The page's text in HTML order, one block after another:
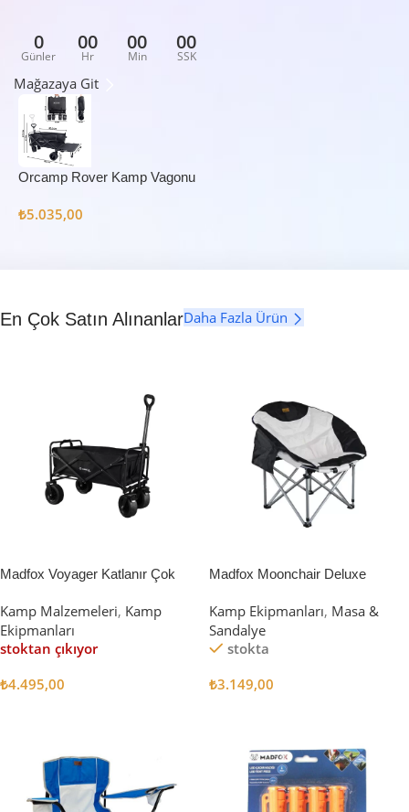
0
Günler
00
Hr
00
Min
00
SSK
Mağazaya Git
Orcamp Rover Kamp Vagonu
₺5.035,00
En Çok Satın AlınanlarDaha Fazla Ürün
Madfox Voyager Katlanır Çok
[Vagon] BLACK
Kamp Malzemeleri, Kamp
Ekipmanları
stoktan çıkıyor
₺4.495,00
Madfox Moonchair Deluxe
Siyah/Gri
Kamp Ekipmanları, Masa &
Sandalye
stokta
₺3.149,00